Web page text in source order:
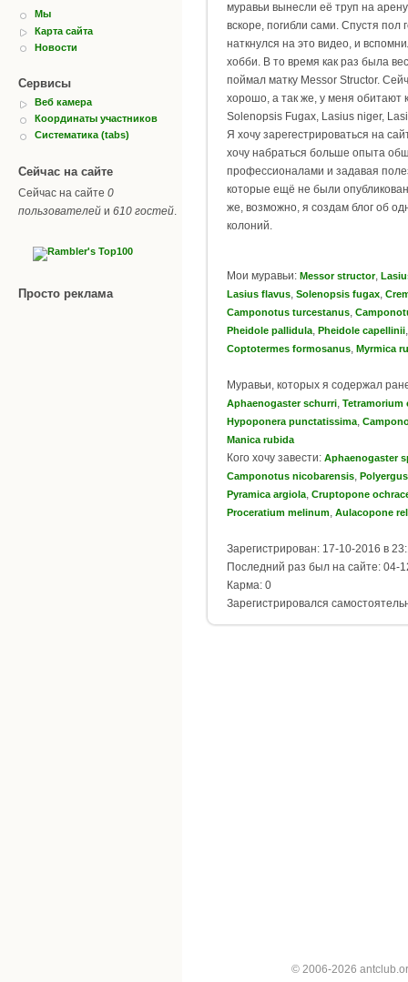
Мы
Карта сайта
Новости
Сервисы
Веб камера
Координаты участников
Систематика (tabs)
Сейчас на сайте
Сейчас на сайте 0
пользователей и 610 гостей.
Просто реклама
муравьи вынесли её труп на
вскоре, погибли сами. Спустя пол
наткнулся на это видео, и
хобби. В то время как раз была
поймал матку Messor Structor.
хорошо, а так же, у меня обитают
Solenopsis Fugax, Lasius niger,
Я хочу зарегестрироваться на
хочу набраться больше опыта
профессионалами и задавая
которые ещё не были
же, возможно, я создам блог об
колоний.
Мои муравьи: Messor structor,
Lasius flavus Solenopsis fugax
Camponotus turcestanus
Pheidole pallidula Pheidole capellinii
Coptotermes formosanus Myrmica
Муравьи, которых я содержал
Aphaenogaster schurri Tetramorium
Hypoponera punctatissima
Manica rubida
Кого хочу завести: Aphaenogaster
Camponotus nicobarensis
Pyramica argiola Cruptopone
Proceratium melinum Aulacopone
Зарегистрирован: 17-10-2016 в
Последний раз был на сайте: 04-
Карма: 0
Зарегистрировался
© 2006-2026